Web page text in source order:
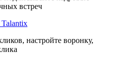
встреч
Talantix
настройте воронку,